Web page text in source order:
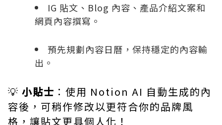
IG 貼文、Blog 內容 、 產品介紹文案和
網頁內容撰寫。
預先規劃內容日曆，保持穩定的內容輸
出。
💡 小貼士 ：使用 Notion AI 自動生成的內
容後，可稍作修改以更符合你的品牌風
格，讓貼文更具個人化！